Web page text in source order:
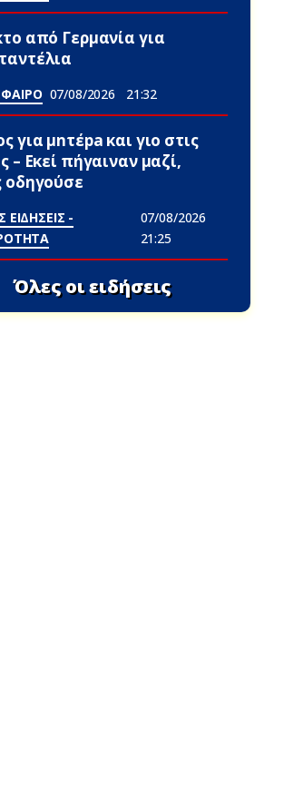
από Γερμανία για
07/08/2026 21:32
για μnτέpa και γιο στις
– Εκεί πήγαιναν μαζί,
οδηγούσε
ΕΙΔΗΣΕΙΣ -
07/08/2026
21:25
Όλες οι ειδήσεις